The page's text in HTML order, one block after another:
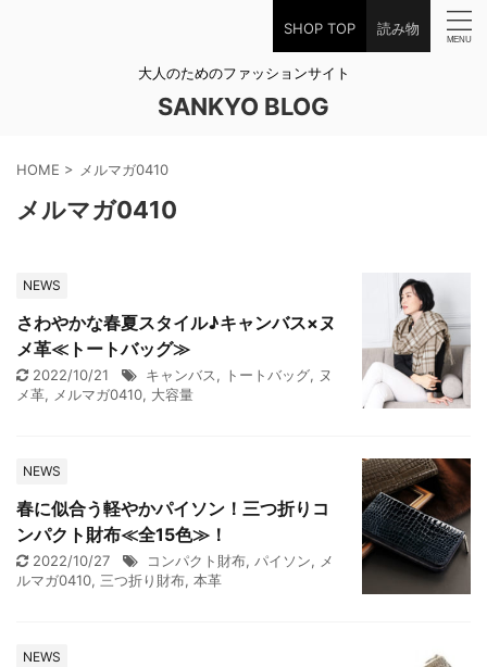
SHOP TOP 読み物
大人のためのファッションサイト
SANKYO BLOG
HOME > メルマガ0410
メルマガ0410
NEWS
さわやかな春夏スタイル♪キャンバス×ヌ
メ革≪トートバッグ≫
2022/10/21 キャンバス, トートバッグ, ヌ
メ革, メルマガ0410, 大容量
NEWS
春に似合う軽やかパイソン！三つ折りコ
ンパクト財布≪全15色≫！
2022/10/27 コンパクト財布, パイソン, メ
ルマガ0410, 三つ折り財布, 本革
NEWS